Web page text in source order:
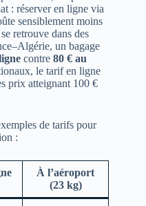
: réserver en ligne via
sensiblement moins
retrouve dans des
un bagage
contre 80 € au
le tarif en ligne
prix atteignant 100 €
de tarifs pour
:
À l’aéroport
(23 kg)